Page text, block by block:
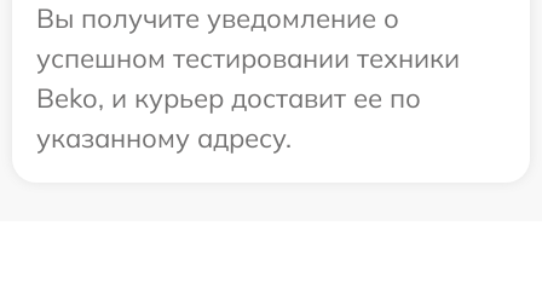
Вы получите уведомление о
успешном тестировании техники
Beko, и курьер доставит ее по
указанному адресу.